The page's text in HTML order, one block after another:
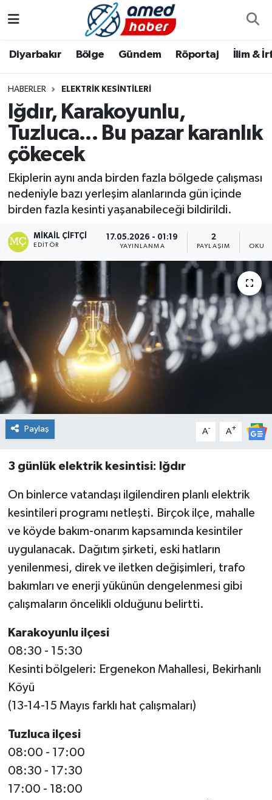
Diyarbakır Bölge Gündem Röportaj İlim &
HABERLER ELEKTRIK KESINTILERI
Iğdır, Karakoyunlu,
Tuzluca... Bu pazar karanlık
çökecek
Ekiplerin aynı anda birden fazla bölgede çalışması
nedeniyle bazı yerleşim alanlarında gün içinde
birden fazla kesinti yaşanabileceği bildirildi.
MIKAIL ÇIFTÇI
EDITÖR
17.05.2026 - 01:19
YAYINLANMA
2
PAYLAŞIM
Paylaş A- A+
3 günlük elektrik kesintisi: Iğdır
On binlerce vatandaşı ilgilendiren planlı elektrik
kesintileri programı netleşti. Birçok ilçe, mahalle
ve köyde bakım-onarım kapsamında kesintiler
uygulanacak. Dağıtım şirketi, eski hatların
yenilenmesi, direk ve iletken değişimleri, trafo
bakımları ve enerji yükünün dengelenmesi gibi
çalışmaların öncelikli olduğunu belirtti.
Karakoyunlu ilçesi
08:30 - 15:30
Kesinti bölgeleri: Ergenekon Mahallesi, Bekirhanlı
Köyü
(13-14-15 Mayıs farklı hat çalışmaları)
Tuzluca ilçesi
08:00 - 17:00
08:30 - 17:30
17:00 - 18:00
Bölge
Röportaj
Foto Galeri
Aile
Asayiş
Bilim & Teknoloji
Dünya
Eğitim
Ekonomi
Güncel
Gündem
İlim & İrfan
Kültür & Sanat
Sağlık & Yaşam
Spor
Yaşam
Diyarbakır Hava Durumu
Diyarbakır Namaz Vakitleri
Diyarbakır Trafik Yoğunluk Haritası
Tüm Manşetler
Son Dakika Haberleri
Haber Arşivi